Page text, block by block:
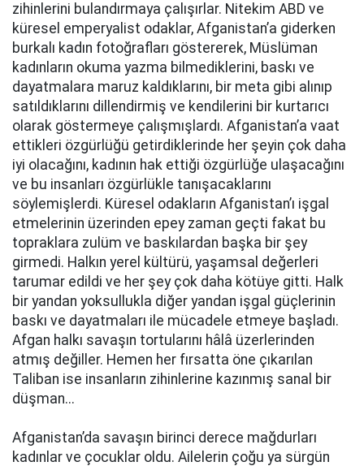
zihinlerini bulandırmaya çalışırlar. Nitekim ABD ve
küresel emperyalist odaklar, Afganistan’a giderken
burkalı kadın fotoğrafları göstererek, Müslüman
kadınların okuma yazma bilmediklerini, baskı ve
dayatmalara maruz kaldıklarını, bir meta gibi alınıp
satıldıklarını dillendirmiş ve kendilerini bir kurtarıcı
olarak göstermeye çalışmışlardı. Afganistan’a vaat
ettikleri özgürlüğü getirdiklerinde her şeyin çok daha
iyi olacağını, kadının hak ettiği özgürlüğe ulaşacağını
ve bu insanları özgürlükle tanışacaklarını
söylemişlerdi. Küresel odakların Afganistan’ı işgal
etmelerinin üzerinden epey zaman geçti fakat bu
topraklara zulüm ve baskılardan başka bir şey
girmedi. Halkın yerel kültürü, yaşamsal değerleri
tarumar edildi ve her şey çok daha kötüye gitti. Halk
bir yandan yoksullukla diğer yandan işgal güçlerinin
baskı ve dayatmaları ile mücadele etmeye başladı.
Afgan halkı savaşın tortularını hâlâ üzerlerinden
atmış değiller. Hemen her fırsatta öne çıkarılan
Taliban ise insanların zihinlerine kazınmış sanal bir
düşman...
Afganistan’da savaşın birinci derece mağdurları
kadınlar ve çocuklar oldu. Ailelerin çoğu ya sürgün